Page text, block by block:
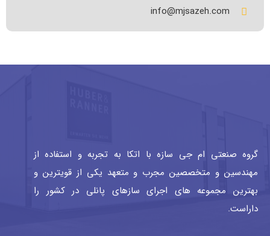
info@mjsazeh.com
گروه صنعتی ام جی سازه با اتکا به تجربه و استفاده از
مهندسین و متخصصین مجرب و متعهد یکی از قویترین و
بهترین مجموعه های اجرای سازهای پانلی در کشور را
داراست.